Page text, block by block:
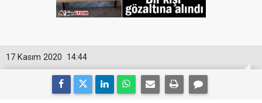
14:44
17 Kasım 2020